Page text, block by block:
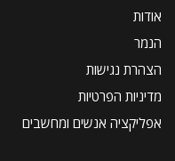
אודות
הנמר
הצהרת נגישות
מדיניות הפרטיות
אפליקציה אנשים ומחשבים